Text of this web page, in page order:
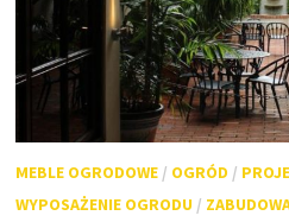
MEBLE OGRODOWE / OGRÓD /
WYPOSAŻENIE OGRODU /